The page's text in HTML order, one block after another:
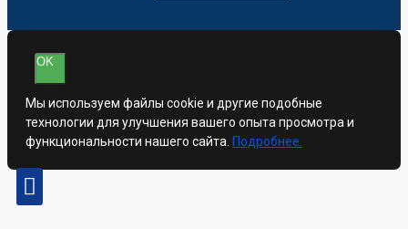
OK
Мы используем файлы cookie и другие подобные
технологии для улучшения вашего опыта просмотра и
функциональности нашего сайта. Подробнее.